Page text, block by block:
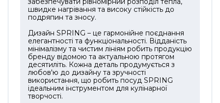
різних типів плит, зокрема індукційних і
склокерамічних. У комплекті передбачені
бамбукові лопатки, палички, решітка для
стікання та рецепти — усе, що потрібно для
зручного старту з вок-стравами.
Spring 35 см добре підходить для тих, хто
хоче мати один великий і надійний посуд
для активного обсмажування, тушкування
та подачі страв на стіл. Чавунна форма
швидке нагрівання та високу стійкість до
подряпин та зносу.
Дизайн SPRING – це гармонійне поєднання
елегантності та функціональності. Відданість
мінімалізму та чистим лініям робить продукцію
бренду відомою та актуальною протягом
десятиліть. Кожна деталь продумується з
любов'ю до дизайну та зручності
використання, що робить посуд SPRING
ідеальним інструментом для кулінарної
творчості.